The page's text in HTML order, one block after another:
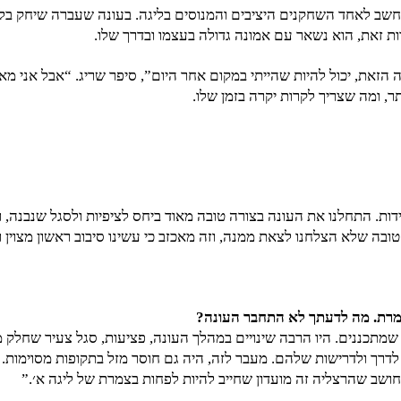
לאחד השחקנים היציבים והמנוסים בליגה. בעונה שעברה שיחק
זאת, הוא נשאר עם אמונה גדולה בעצמו ובדרך שלו.
הזאת, יכול להיות שהייתי במקום אחר היום”, סיפר שריג. “אבל אני
ומה שצריך לקרות יקרה בזמן שלו.
התחלנו את העונה בצורה טובה מאוד ביחס לציפיות ולסגל
שלא הצלחנו לצאת ממנה, וזה מאכזב כי עשינו סיבוב ראשון מצוין
מה לדעתך לא התחבר העונה?
היו הרבה שינויים במהלך העונה, פציעות, סגל צעיר
לדרך ולדרישות שלהם. מעבר לזה, היה גם חוסר מזל בתקופות
שהרצליה זה מועדון שחייב להיות לפחות בצמרת של ליגה א׳.”